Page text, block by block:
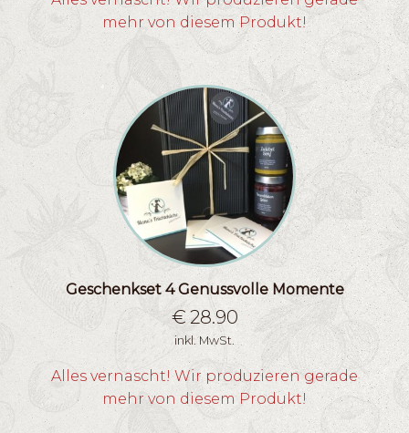
mehr von diesem Produkt!
Geschenkset 4 Genussvolle Momente
€28.90
inkl. MwSt.
Alles vernascht! Wir produzieren gerade
mehr von diesem Produkt!